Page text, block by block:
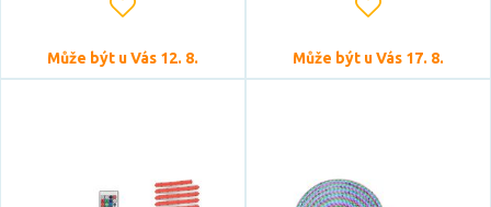
35000 h
Zobrazit více
Může být u Vás 12. 8. Může být u Vás 17. 8.